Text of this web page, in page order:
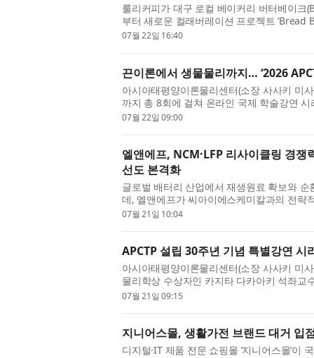
룰리커피가 대구 로컬 베이커리 버터베이크
부터 새로운 컬래버레이션 프로젝트 ‘Bread
해 매주 주말 룰리커피 가창점과 고모점...
07월 22일 16:40
끈이론에서 생물물리까지… ‘2026
아시아태평양이론물리센터(소장 사사키 미
까지 총 8회에 걸쳐 온라인 국제 학술강연 시
최한다. 올해는 ‘끈이론에서 생물물리까...
07월 22일 09:00
엘앤에프, NCM·LFP 리사이클링 경
선도 본격화
글로벌 배터리 산업에서 재생원료 확보와
데, 엘앤에프가 씨아이에스케미칼과의 전략
간)·LFP(리튬인산철) 배터리 리사이클링 사업
07월 21일 10:04
APCTP 설립 30주년 기념 특별강연 시
아시아태평양이론물리센터(소장 사사키 미
물리학상 수상자인 카지타 다카아키 석좌교
무리했다고 밝혔다. 지난 15일부터 16일까...
07월 21일 09:15
지니어스몰, 생활가전 브랜드 대거 입
디지털·IT 제품 전문 쇼핑몰 ‘지니어스몰’이